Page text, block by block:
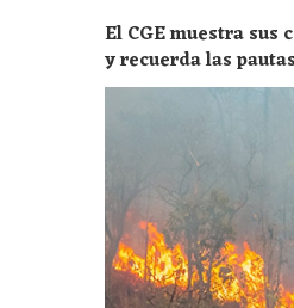
El CGE muestra
y recuerda las